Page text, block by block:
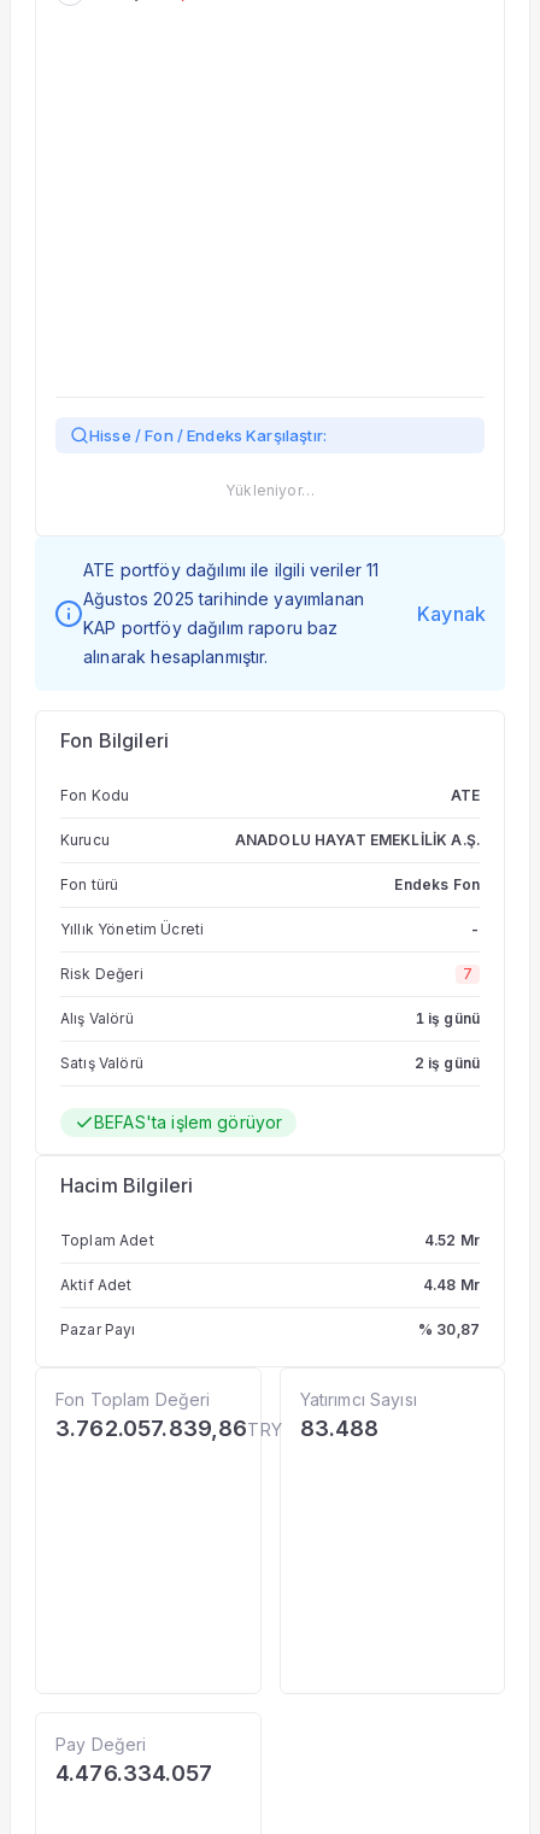
Hisse / Fon / Endeks Karşılaştır:
Yükleniyor…
ATE portföy dağılımı ile ilgili veriler 11
Ağustos 2025 tarihinde yayımlanan
KAP portföy dağılım raporu baz
alınarak hesaplanmıştır.
Kaynak
Fon Bilgileri
Fon Kodu ATE
Kurucu ANADOLU HAYAT EMEKLİLİK A.Ş.
Fon türü Endeks Fon
Yıllık Yönetim Ücreti -
Risk Değeri 7
Alış Valörü 1 iş günü
Satış Valörü 2 iş günü
BEFAS'ta işlem görüyor
Hacim Bilgileri
Toplam Adet 4.52 Mr
Aktif Adet 4.48 Mr
Pazar Payı % 30,87
Fon Toplam Değeri
3.762.057.839,86TRY
Yatırımcı Sayısı
83.488
Pay Değeri
4.476.334.057